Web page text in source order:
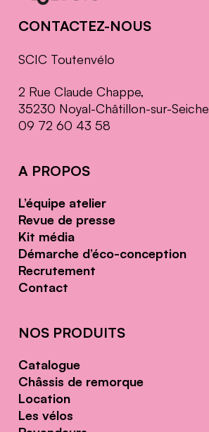
CONTACTEZ-NOUS
SCIC Toutenvélo
2 Rue Claude Chappe,
35230 Noyal-Châtillon-sur-Seiche
09 72 60 43 58
A PROPOS
L’équipe atelier
Revue de presse
Kit média
Démarche d’éco-conception
Recrutement
Contact
NOS PRODUITS
Catalogue
Châssis de remorque
Location
Les vélos